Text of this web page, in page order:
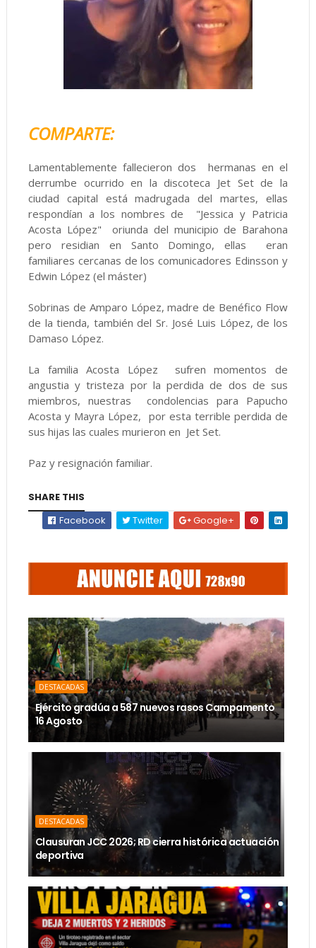
COMPARTE:
Lamentablemente fallecieron dos hermanas en el
derrumbe ocurrido en la discoteca Jet Set de la
ciudad capital está madrugada del martes, ellas
respondían a los nombres de "Jessica y Patricia
Acosta López" oriunda del municipio de Barahona
pero residian en Santo Domingo, ellas eran
familiares cercanas de los comunicadores Edinsson y
Edwin López (el máster)
Sobrinas de Amparo López, madre de Benéfico Flow
de la tienda, también del Sr. José Luis López, de los
Damaso López.
La familia Acosta López sufren momentos de
angustia y tristeza por la perdida de dos de sus
miembros, nuestras condolencias para Papucho
Acosta y Mayra López, por esta terrible perdida de
sus hijas las cuales murieron en Jet Set.
Paz y resignación familiar.
SHARE THIS
Facebook
Twitter Google+
DESTACADAS
Ejército gradúa a 587 nuevos rasos Campamento
16 Agosto
DESTACADAS
Clausuran JCC 2026; RD cierra histórica actuación
deportiva